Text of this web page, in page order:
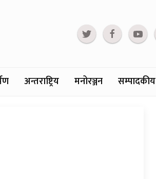
अन्तराष्ट्रिय मनोरञ्जन सम्पादकीय